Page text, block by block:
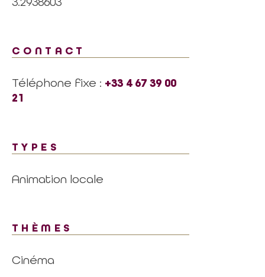
CONTACT
Téléphone fixe : +33 4 67 39 00
21
TYPES
Animation locale
THÈMES
Cinéma